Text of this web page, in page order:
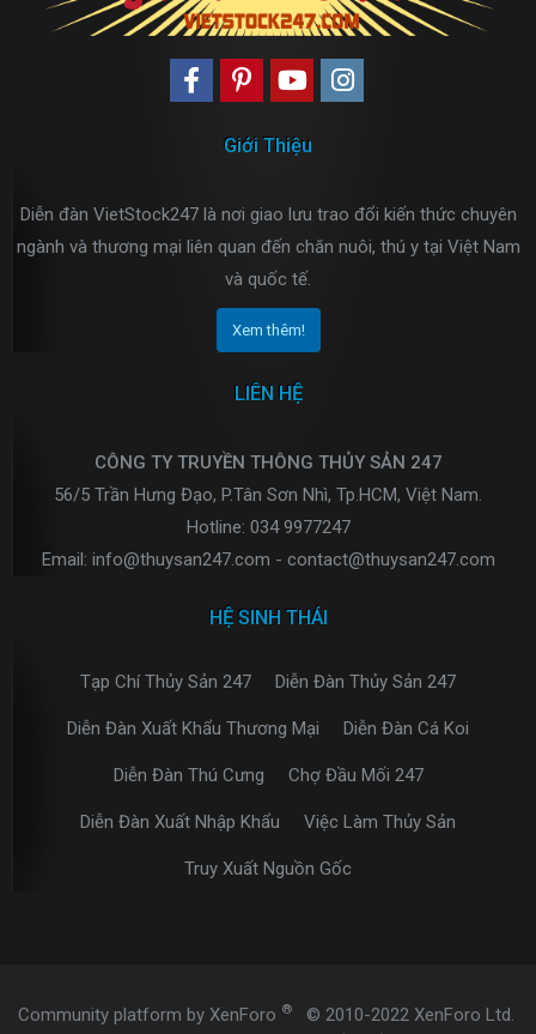
Giới Thiệu
Diễn đàn VietStock247 là nơi giao lưu trao đổi kiến thức chuyên
ngành và thương mại liên quan đến chăn nuôi, thú y tại Việt Nam
và quốc tế.
Xem thêm!
LIÊN HỆ
CÔNG TY TRUYỀN THÔNG THỦY SẢN 247
56/5 Trần Hưng Đạo, P.Tân Sơn Nhì, Tp.HCM, Việt Nam.
Hotline: 034 9977247
Email: info@thuysan247.com - contact@thuysan247.com
HỆ SINH THÁI
Tạp Chí Thủy Sản 247 Diễn Đàn Thủy Sản 247
Diễn Đàn Xuất Khẩu Thương Mại Diễn Đàn Cá Koi
Diễn Đàn Thú Cưng Chợ Đầu Mối 247
Diễn Đàn Xuất Nhập Khẩu Việc Làm Thủy Sản
Truy Xuất Nguồn Gốc
Community platform by XenForo ® © 2010-2022 XenForo Ltd.